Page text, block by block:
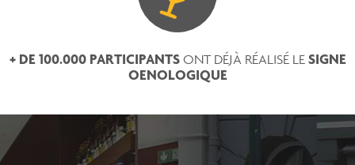
+ DE 100.000 PARTICIPANTSONT DÉJÀ RÉALISÉ LE SIGNE
OENOLOGIQUE